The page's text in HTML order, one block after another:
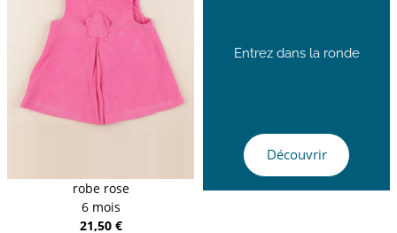
robe rose
6 mois
21,50 €
Entrez dans la ronde
Découvrir